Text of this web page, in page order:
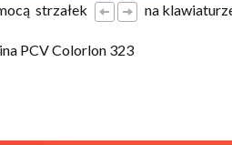
strzałek na
PCV Colorlon 323